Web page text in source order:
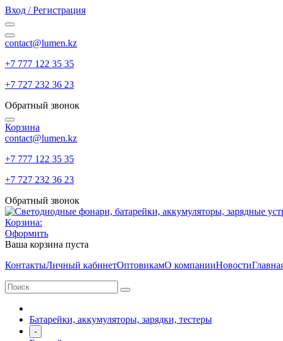
Вход / Регистрация
contact@lumen.kz
+7 777 122 35 35
+7 727 232 36 23
Обратный звонок
Корзина
contact@lumen.kz
+7 777 122 35 35
+7 727 232 36 23
Обратный звонок
Корзина:
Оформить
Ваша корзина пуста
КонтактыЛичный кабинетОптовикамО компанииНовости
Батарейки, аккумуляторы, зарядки, тестеры
-